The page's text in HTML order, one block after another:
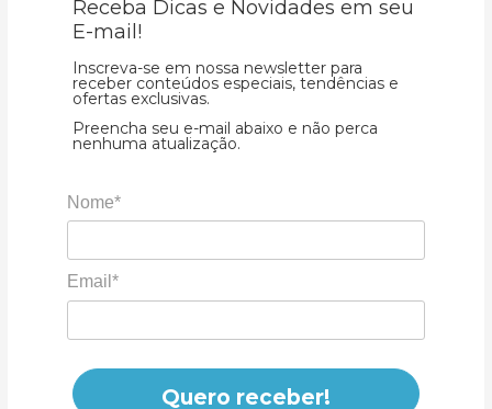
Receba Dicas e Novidades em seu
E-mail!
Inscreva-se em nossa newsletter para
receber conteúdos especiais, tendências e
ofertas exclusivas.
Preencha seu e-mail abaixo e não perca
nenhuma atualização.
Nome*
Email*
Quero receber!